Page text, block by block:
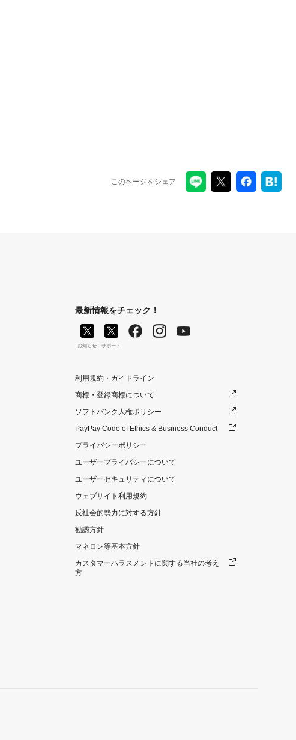
このページをシェア
最新情報をチェック！
お知らせ サポート
利用規約・ガイドライン
商標・登録商標について
ソフトバンク人権ポリシー
PayPay Code of Ethics & Business Conduct
プライバシーポリシー
ユーザープライバシーについて
ユーザーセキュリティについて
ウェブサイト利用規約
反社会的勢力に対する方針
勧誘方針
マネロン等基本方針
カスタマーハラスメントに関する当社の考え
方